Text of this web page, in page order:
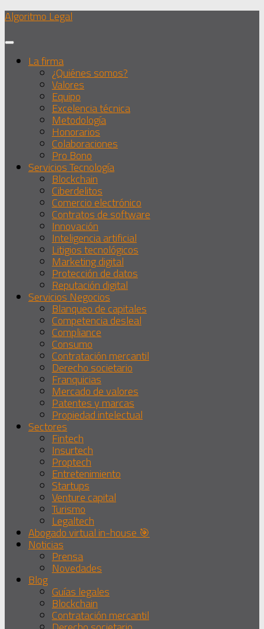
Debajo
del
contenido
Algoritmo Legal
La firma
¿Quiénes somos?
Valores
Equipo
Excelencia técnica
Metodología
Honorarios
Colaboraciones
Pro Bono
Servicios Tecnología
Blockchain
Ciberdelitos
Comercio electrónico
Contratos de software
Innovación
Inteligencia artificial
Litigios tecnológicos
Marketing digital
Protección de datos
Reputación digital
Servicios Negocios
Blanqueo de capitales
Competencia desleal
Compliance
Consumo
Contratación mercantil
Derecho societario
Franquicias
Mercado de valores
Patentes y marcas
Propiedad intelectual
Sectores
Fintech
Insurtech
Proptech
Entretenimiento
Startups
Venture capital
Turismo
Legaltech
Abogado virtual in-house 🎯
Noticias
Prensa
Novedades
Blog
Guías legales
Blockchain
Contratación mercantil